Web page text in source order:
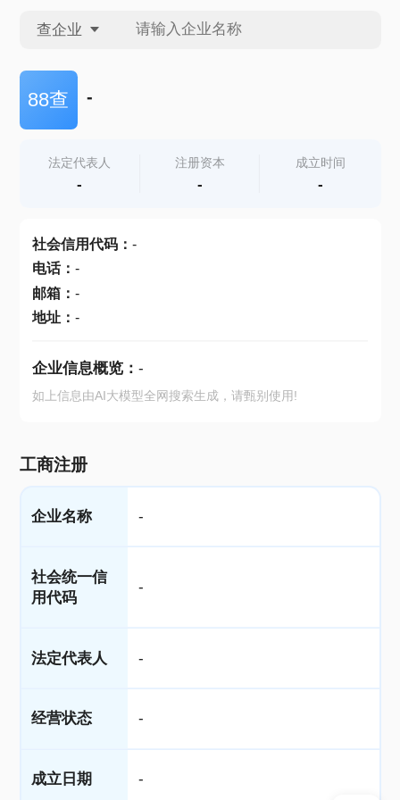
查企业
查企业
查产地
88查 -
法定代表人
-
注册资本
-
成立时间
-
社会信用代码： -
电话： -
邮箱： -
地址： -
企业信息概览： -
如上信息由AI大模型全网搜索生成，请甄别使用!
工商注册
企业名称 -
社会统一信
用代码
-
法定代表人 -
经营状态 -
成立日期 -